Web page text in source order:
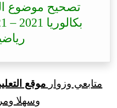
تصحيح موضوع
متابعي وزوار موقع
وسهلا